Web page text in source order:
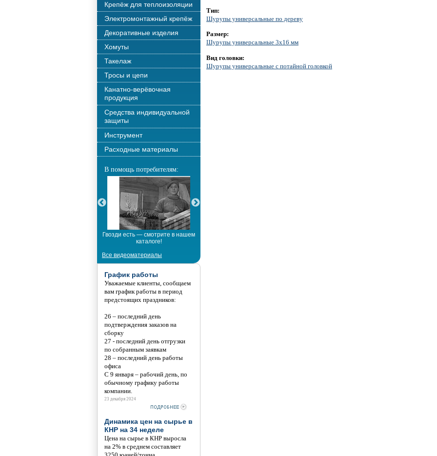
Крепёж для теплоизоляции
Электромонтажный крепёж
Декоративные изделия
Хомуты
Такелаж
Тросы и цепи
Канатно-верёвочная
продукция
Средства индивидуальной
защиты
Инструмент
Расходные материалы
В помощь потребителям:
Гвозди есть — смотрите в нашем
каталоге!
Все видеоматериалы
График работы
Уважаемые клиенты, сообщаем
вам график работы в период
предстоящих праздников:
26 – последний день
подтверждения заказов на
сборку
27 - последний день отгрузки
по собранным заявкам
28 – последний день работы
офиса
С 9 января – рабочий день, по
обычному графику работы
компании.
23 декабря 2024
Динамика цен на сырье в
КНР на 34 неделе
Цена на сырье в КНР выросла
на 2% в среднем составляет
Тип:
Шурупы универсальные по дереву
Размер:
Шурупы универсальные 3х16 мм
Вид головки:
Шурупы универсальные с потайной головкой